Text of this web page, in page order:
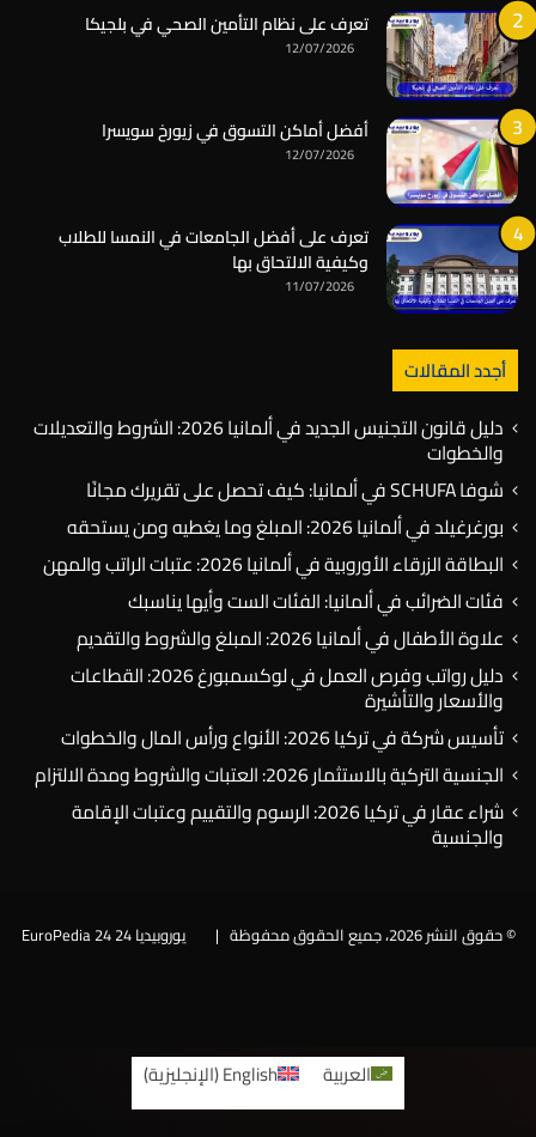
تعرف على نظام التأمين الصحي في بلجيكا
12/07/2026
أفضل أماكن التسوق في زيورخ سويسرا
12/07/2026
تعرف على أفضل الجامعات في النمسا للطلاب
وكيفية الالتحاق بها
11/07/2026
أجدد المقالات
دليل قانون التجنيس الجديد في ألمانيا 2026: الشروط والتعديلات
والخطوات
شوفا SCHUFA في ألمانيا: كيف تحصل على تقريرك مجانًا
بورغرغيلد في ألمانيا 2026: المبلغ وما يغطيه ومن يستحقه
البطاقة الزرقاء الأوروبية في ألمانيا 2026: عتبات الراتب والمهن
فئات الضرائب في ألمانيا: الفئات الست وأيها يناسبك
علاوة الأطفال في ألمانيا 2026: المبلغ والشروط والتقديم
دليل رواتب وفرص العمل في لوكسمبورغ 2026: القطاعات
والأسعار والتأشيرة
تأسيس شركة في تركيا 2026: الأنواع ورأس المال والخطوات
الجنسية التركية بالاستثمار 2026: العتبات والشروط ومدة الالتزام
شراء عقار في تركيا 2026: الرسوم والتقييم وعتبات الإقامة
والجنسية
© حقوق النشر 2026، جميع الحقوق محفوظة | يوروبيديا 24 EuroPedia 24
العربية English
(الإنجليزية)